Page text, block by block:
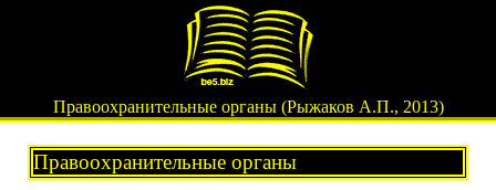
Правоохранительные органы (Рыжаков А.П., 2013)
Правоохранительные органы